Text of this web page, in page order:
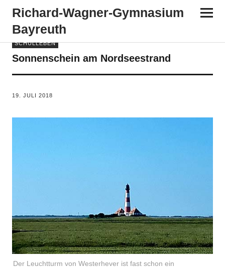
Richard-​​Wagner-​​Gymnasium
Bayreuth
SCHULLEBEN
Sonnenschein am Nordseestrand
19. JULI 2018
Der Leuchtturm von Westerhever ist fast schon ein